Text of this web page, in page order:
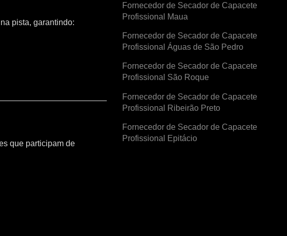
pista, garantindo:
que participam de
Fornecedor de Secador de Capacete
Profissional Maua
Fornecedor de Secador de Capacete
Profissional Águas de São Pedro
Fornecedor de Secador de Capacete
Profissional São Roque
Fornecedor de Secador de Capacete
Profissional Ribeirão Preto
Fornecedor de Secador de Capacete
Profissional Epitácio